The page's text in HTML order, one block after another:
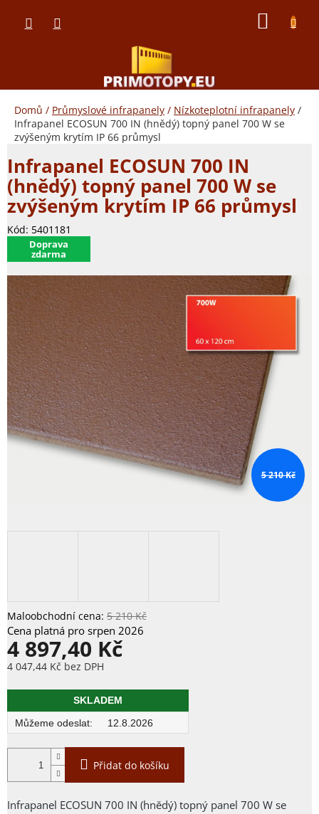
obsah
Domů / Průmyslové infrapanely / Nízkoteplotní infrapanely /
Infrapanel ECOSUN 700 IN (hnědý) topný panel 700 W se
zvýšeným krytím IP 66 průmysl
Infrapanel ECOSUN 700 IN
(hnědý) topný panel 700 W se
zvýšeným krytím IP 66 průmysl
Kód: 5401181
​Doprava
zdarma
5 210 Kč
5 210 Kč
4 897,40 Kč
4 047,44 Kč bez DPH
Měrná
SKLADEM
12.8.2026
Přidat do košíku
Infrapanel ECOSUN 700 IN (hnědý) topný panel 700 W se